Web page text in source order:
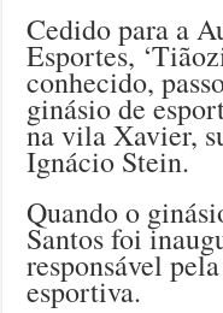
Cedido para a
Esportes,
conhecido,
ginásio de
na vila Xavier,
Ignácio Stein.
Quando o
Santos foi
responsável
esportiva.